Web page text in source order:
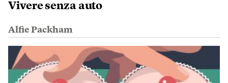
Vivere senza auto
Alfie Packham